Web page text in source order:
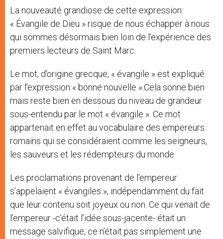
La nouveauté grandiose de cette expression:
« Évangile de Dieu » risque de nous échapper à nous
qui sommes désormais bien loin de l’expérience des
premiers lecteurs de Saint Marc.
Le mot, d’origine grecque, « évangile » est expliqué
par l’expression « bonne nouvelle ».Cela sonne bien
mais reste bien en dessous du niveau de grandeur
sous-entendu par le mot « évangile ». Ce mot
appartenait en effet au vocabulaire des empereurs
romains qui se considéraient comme les seigneurs,
les sauveurs et les rédempteurs du monde.
Les proclamations provenant de l’empereur
s’appelaient « évangiles », indépendamment du fait
que leur contenu soit joyeux ou non. Ce qui venait de
l’empereur -c’était l’idée sous-jacente- était un
message salvifique, ce n’était pas simplement une